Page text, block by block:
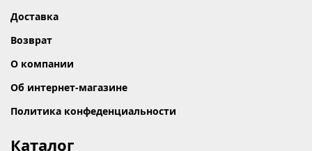
Доставка
Возврат
О компании
Об интернет-магазине
Политика конфеденциальности
Каталог